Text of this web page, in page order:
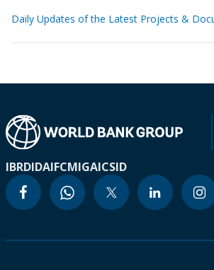
Daily Updates of the Latest Projects &
IBRDIDAIFCMIGAICSID